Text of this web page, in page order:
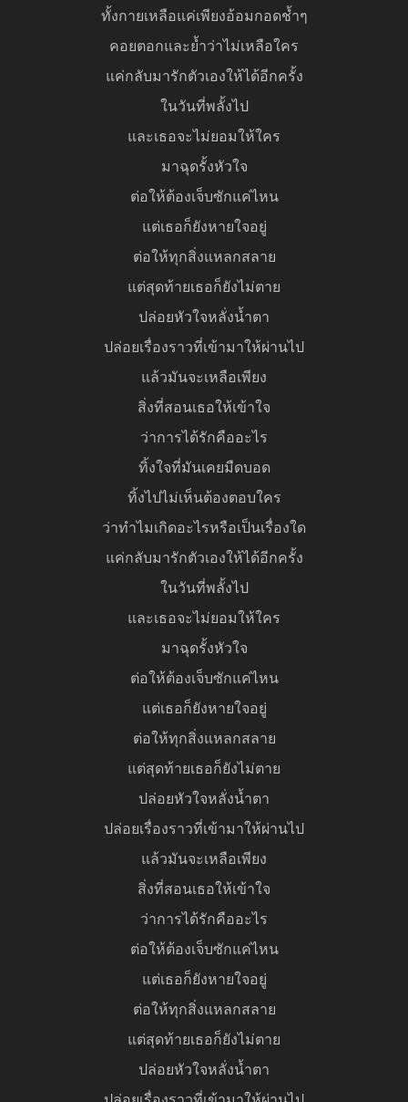
ทั้งกายเหลือแค่เพียงอ้อมกอดช้ำๆ
คอยตอกและย้ำว่าไม่เหลือใคร
แค่กลับมารักตัวเองให้ได้อีกครั้ง
ในวันที่พลั้งไป
และเธอจะไม่ยอมให้ใคร
มาฉุดรั้งหัวใจ
ต่อให้ต้องเจ็บซักแค่ไหน
แต่เธอก็ยังหายใจอยู่
ต่อให้ทุกสิ่งแหลกสลาย
แต่สุดท้ายเธอก็ยังไม่ตาย
ปล่อยหัวใจหลั่งน้ำตา
ปล่อยเรื่องราวที่เข้ามาให้ผ่านไป
แล้วมันจะเหลือเพียง
สิ่งที่สอนเธอให้เข้าใจ
ว่าการได้รักคืออะไร
ทิ้งใจที่มันเคยมืดบอด
ทิ้งไปไม่เห็นต้องตอบใคร
ว่าทำไมเกิดอะไรหรือเป็นเรื่องใด
แค่กลับมารักตัวเองให้ได้อีกครั้ง
ในวันที่พลั้งไป
และเธอจะไม่ยอมให้ใคร
มาฉุดรั้งหัวใจ
ต่อให้ต้องเจ็บซักแค่ไหน
แต่เธอก็ยังหายใจอยู่
ต่อให้ทุกสิ่งแหลกสลาย
แต่สุดท้ายเธอก็ยังไม่ตาย
ปล่อยหัวใจหลั่งน้ำตา
ปล่อยเรื่องราวที่เข้ามาให้ผ่านไป
แล้วมันจะเหลือเพียง
สิ่งที่สอนเธอให้เข้าใจ
ว่าการได้รักคืออะไร
ต่อให้ต้องเจ็บซักแค่ไหน
แต่เธอก็ยังหายใจอยู่
ต่อให้ทุกสิ่งแหลกสลาย
แต่สุดท้ายเธอก็ยังไม่ตาย
ปล่อยหัวใจหลั่งน้ำตา